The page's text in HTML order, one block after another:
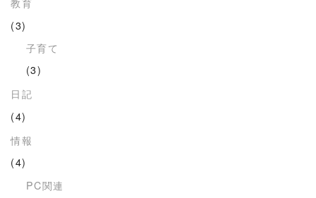
(3)
子育て
(3)
日記
(4)
情報
(4)
PC関連